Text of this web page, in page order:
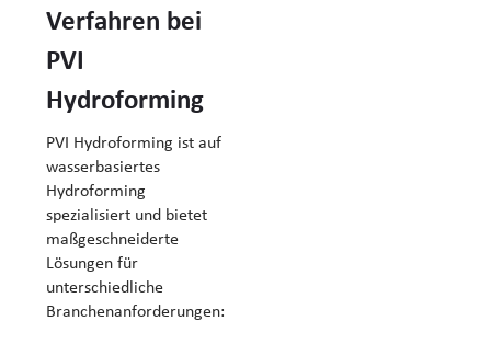
Verfahren bei
PVI
Hydroforming
PVI Hydroforming ist auf
wasserbasiertes
Hydroforming
spezialisiert und bietet
maßgeschneiderte
Lösungen für
unterschiedliche
Branchenanforderungen: